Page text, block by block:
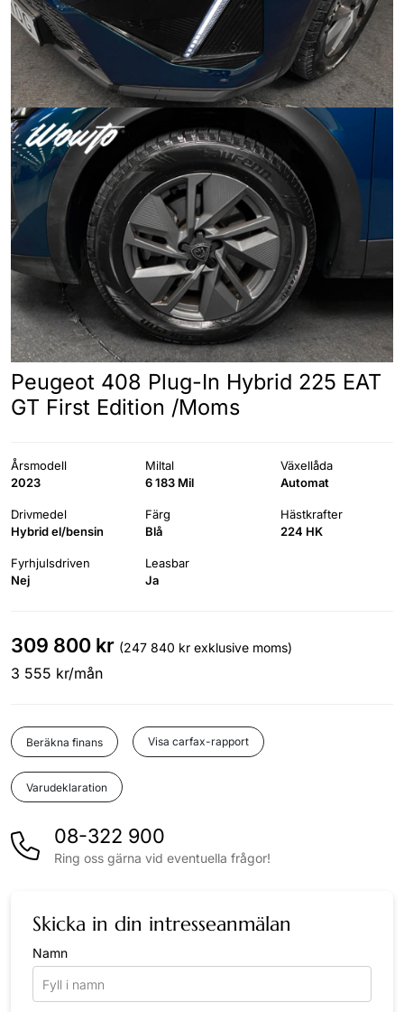
Peugeot 408 Plug-In Hybrid 225 EAT
GT First Edition /Moms
Årsmodell
2023
Miltal
6 183 Mil
Växellåda
Automat
Drivmedel
Hybrid el/bensin
Färg
Blå
Hästkrafter
224 HK
Fyrhjulsdriven
Nej
Leasbar
Ja
309 800 kr (247 840 kr exklusive moms)
3 555 kr/mån
Beräkna finans Visa carfax-rapport
Varudeklaration
08-322 900
Ring oss gärna vid eventuella frågor!
Skicka in din intresseanmälan
Namn